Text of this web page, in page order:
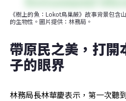
《樹上的魚：Lokot鳥巢蕨》故事背景包含
的生物性。圖片提供：林務局。
帶原民之美，打開
子的眼界
林務局長林華慶表示，第一次聽